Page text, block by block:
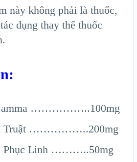
này không phải là thuốc,
dụng thay thế thuốc
……………..100mg
Truật ……………..200mg
Phục Linh ………..50mg